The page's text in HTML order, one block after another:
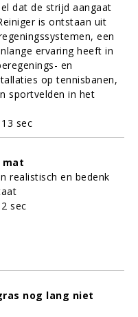
dat de strijd aangaat
is ontstaan uit
een
ervaring heeft in
en
op tennisbanen,
sportvelden in het
13 sec
mat
realistisch en bedenk
2 sec
nog lang niet